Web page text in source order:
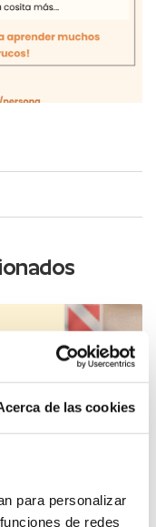
de las cookies
para personalizar
de redes